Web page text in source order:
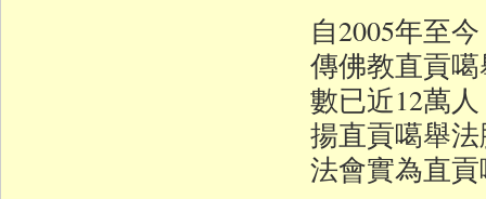
自2005年至
傳佛教直貢
數已近12萬
揚直貢噶舉
法會實為直